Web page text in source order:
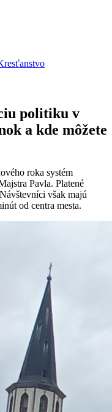
politiku v
a kde môžete
roka systém
Pavla. Platené
však majú
od centra mesta.